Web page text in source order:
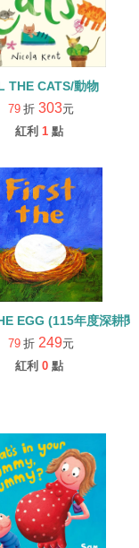
本+QRCODE
THE CATS/動物
79 折 303元
紅利 1 點
EGG (115年度深耕
79 折 249元
紅利 0 點